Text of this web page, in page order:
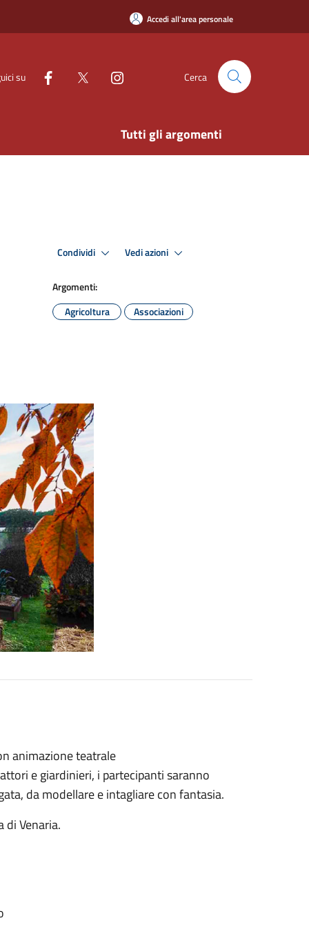
Accedi all'area personale
su Cerca
Tutti gli argomenti
Condividi Vedi azioni
Argomenti:
Agricoltura
Associazioni
animazione teatrale
e giardinieri, i partecipanti saranno
da modellare e intagliare con fantasia.
di Venaria.